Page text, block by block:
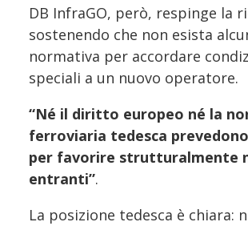
DB InfraGO, però, respinge la
sostenendo che non esista
normativa per accordare
speciali a un nuovo operatore.
“Né il diritto europeo né la
ferroviaria tedesca
per favorire strutturalmente
entranti”.
La posizione tedesca è chiara: